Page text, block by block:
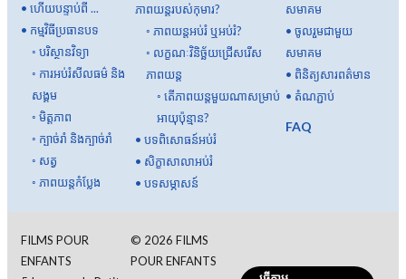
• ហើយបន្ទាប់ពី ...
• កម្មវិធីប្រធានបទ
◦ បរិស្ថានវិទ្យា
◦ ការអប់រំសីលធម៌ និង
សង្គម
◦ មិត្តភាព
◦ ក្បាច់រាំ និងក្បាច់រាំ
◦ សត្វ
◦ ភាពយន្តកំប្លែង
ភាពយន្តរបស់កុមារ?
◦ ភាពយន្តអប់រំ ឬអប់រំ?
◦ លក្ខណៈវិនិច្ឆ័យជ្រើសរើស
ភាពយន្ត
◦ តើ​ភាពយន្ត​មួយ​ណា​សម្រាប់​
អាយុ​ប៉ុន្មាន?
• បទពិសោធន៍អប់រំ
• សិក្ខាសាលាអប់រំ
• បទសម្ភាសន៍
សមាគម
•ចូលរួមជាមួយ
សមាគម
• ពិនិត្យសារពត៌មាន
• តំណភ្ជាប់
FAQ
FILMS POUR
ENFANTS
© 2026 FILMS
POUR ENFANTS